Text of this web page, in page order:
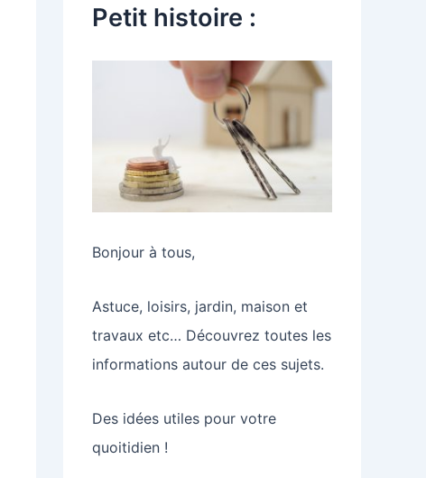
Petit histoire :
Bonjour à tous,
Astuce, loisirs, jardin, maison et
travaux etc… Découvrez toutes les
informations autour de ces sujets.
Des idées utiles pour votre
quoitidien !